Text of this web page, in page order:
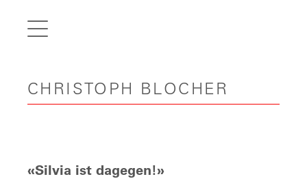
CHRISTOPH BLOCHER
en
Home
«Silvia ist dagegen!»